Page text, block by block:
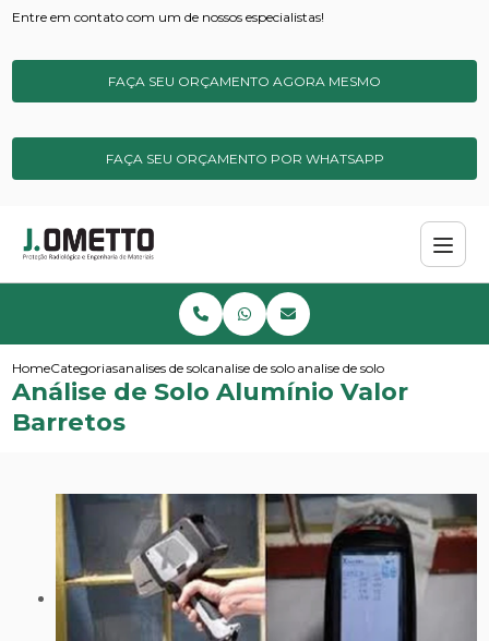
Entre em contato com um de nossos especialistas!
FAÇA SEU ORÇAMENTO AGORA MESMO
FAÇA SEU ORÇAMENTO POR WHATSAPP
HomeCategoriasanalises de solos e sedimentosanalise de solo para metais pesados
analise de solo aluminio valor
Análise de Solo Alumínio Valor
Barretos